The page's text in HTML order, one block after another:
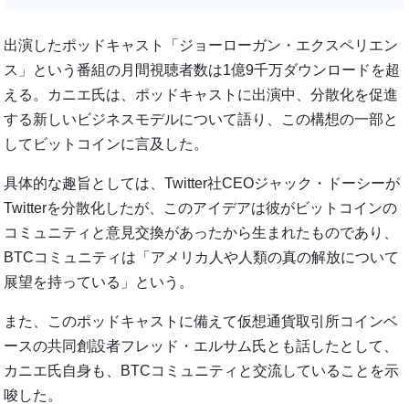
出演したポッドキャスト「ジョーローガン・エクスペリエン
ス」という番組の月間視聴者数は1億9千万ダウンロードを超
える。カニエ氏は、ポッドキャストに出演中、分散化を促進
する新しいビジネスモデルについて語り、この構想の一部と
してビットコインに言及した。
具体的な趣旨としては、Twitter社CEOジャック・ドーシーが
Twitterを分散化したが、このアイデアは彼がビットコインの
コミュニティと意見交換があったから生まれたものであり、
BTCコミュニティは「アメリカ人や人類の真の解放について
展望を持っている」という。
また、このポッドキャストに備えて仮想通貨取引所コインベ
ースの共同創設者フレッド・エルサム氏とも話したとして、
カニエ氏自身も、BTCコミュニティと交流していることを示
唆した。